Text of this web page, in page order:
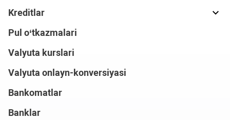
Kreditlar
Pul o‘tkazmalari
Valyuta kurslari
Valyuta onlayn-konversiyasi
Bankomatlar
Banklar